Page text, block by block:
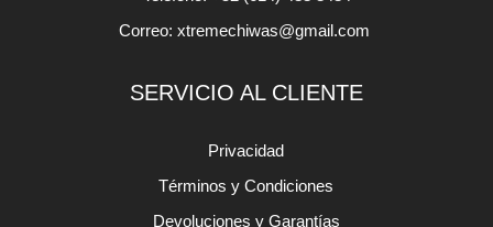
Correo: xtremechiwas@gmail.com
SERVICIO AL CLIENTE
Privacidad
Términos y Condiciones
Devoluciones y Garantías